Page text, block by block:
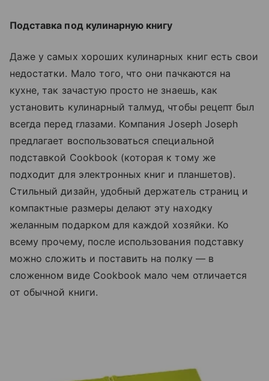
Подставка под кулинарную книгу
Даже у самых хороших кулинарных книг есть свои
недостатки. Мало того, что они пачкаются на
кухне, так зачастую просто не знаешь, как
установить кулинарный талмуд, чтобы рецепт был
всегда перед глазами. Компания Joseph Joseph
предлагает воспользоваться специальной
подставкой Cookbook (которая к тому же
подходит для электронных книг и планшетов).
Стильный дизайн, удобный держатель страниц и
компактные размеры делают эту находку
желанным подарком для каждой хозяйки. Ко
всему прочему, после использования подставку
можно сложить и поставить на полку — в
сложенном виде Cookbook мало чем отличается
от обычной книги.